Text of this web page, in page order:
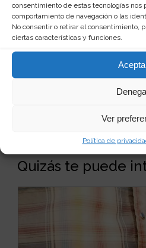
consentimiento de estas tecnologías nos
comportamiento de navegación o las
No consentir o retirar el consentimiento,
ciertas características y funciones.
Ver
Política de
Quizás te puede